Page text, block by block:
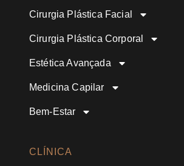
Cirurgia Plástica Facial
Cirurgia Plástica Corporal
Estética Avançada
Medicina Capilar
Bem-Estar
CLÍNICA